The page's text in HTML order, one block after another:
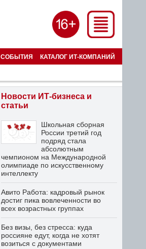
СОБЫТИЯ КАТАЛОГ ИТ-КОМПАНИЙ
Новости ИТ-бизнеса и
статьи
Школьная сборная
России третий год
подряд стала
абсолютным
чемпионом на Международной
олимпиаде по искусственному
интеллекту
Авито Работа: кадровый рынок
достиг пика вовлеченности во
всех возрастных группах
Без визы, без стресса: куда
россияне едут, когда не хотят
возиться с документами